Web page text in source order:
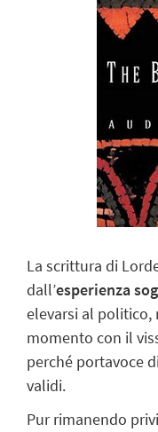
La scrittura di
dall’esperienza
elevarsi al politico,
momento con il
perché portavoce
validi.
Pur rimanendo